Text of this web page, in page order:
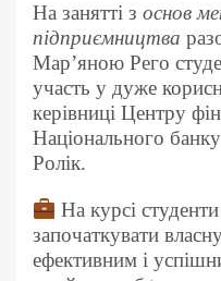
На занятті з основ
підприємництва
Мар’яною Рего
участь у дуже
керівниці Центру
Національного
Ролік.
На курсі
започаткувати
ефективним і